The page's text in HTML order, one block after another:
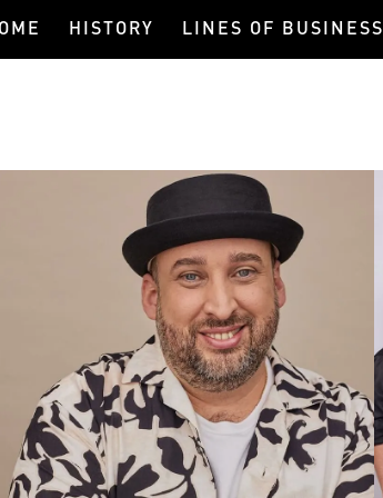
HISTORY LINES OF BUSINESS